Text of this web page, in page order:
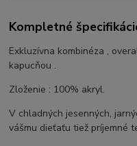
Kompletné
Exkluzívna kombinéza ,
kapucňou .
Zloženie : 100% akryl.
V chladných jesenných,
vášmu dieťaťu tiež príjemné